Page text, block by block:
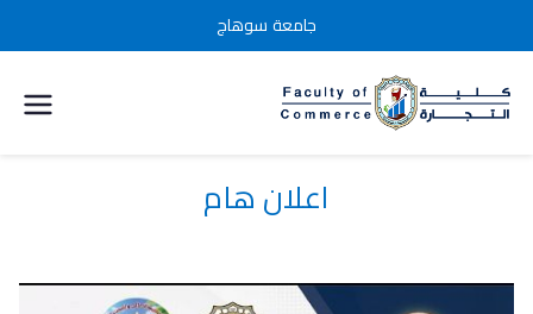
جامعة سوهاج
كلية التجارة
جامعة
اعلان هام